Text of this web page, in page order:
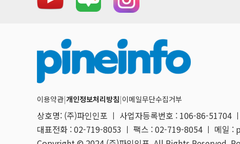
이용약관|개인정보처리방침|이메일무단수집거부
상호명: (주)파인인포 ㅣ 사업자등록번호 : 106-86-51704
대표전화 : 02-719-8053 ㅣ 팩스 : 02-719-8054 ㅣ 메일